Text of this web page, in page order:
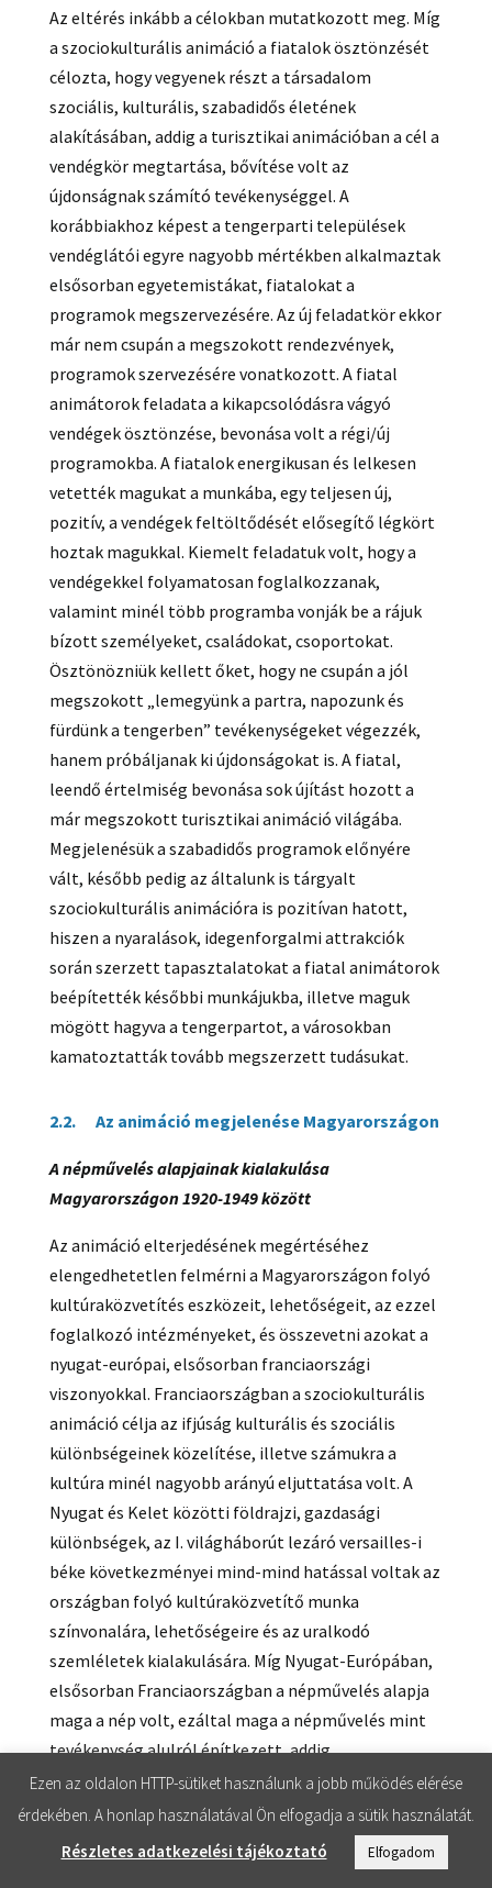
Az eltérés inkább a célokban mutatkozott meg. Míg
a szociokulturális animáció a fiatalok ösztönzését
célozta, hogy vegyenek részt a társadalom
szociális, kulturális, szabadidős életének
alakításában, addig a turisztikai animációban a cél a
vendégkör megtartása, bővítése volt az
újdonságnak számító tevékenységgel. A
korábbiakhoz képest a tengerparti települések
vendéglátói egyre nagyobb mértékben alkalmaztak
elsősorban egyetemistákat, fiatalokat a
programok megszervezésére. Az új feladatkör ekkor
már nem csupán a megszokott rendezvények,
programok szervezésére vonatkozott. A fiatal
animátorok feladata a kikapcsolódásra vágyó
vendégek ösztönzése, bevonása volt a régi/új
programokba. A fiatalok energikusan és lelkesen
vetették magukat a munkába, egy teljesen új,
pozitív, a vendégek feltöltődését elősegítő légkört
hoztak magukkal. Kiemelt feladatuk volt, hogy a
vendégekkel folyamatosan foglalkozzanak,
valamint minél több programba vonják be a rájuk
bízott személyeket, családokat, csoportokat.
Ösztönözniük kellett őket, hogy ne csupán a jól
megszokott „lemegyünk a partra, napozunk és
fürdünk a tengerben” tevékenységeket végezzék,
hanem próbáljanak ki újdonságokat is. A fiatal,
leendő értelmiség bevonása sok újítást hozott a
már megszokott turisztikai animáció világába.
Megjelenésük a szabadidős programok előnyére
vált, később pedig az általunk is tárgyalt
szociokulturális animációra is pozitívan hatott,
hiszen a nyaralások, idegenforgalmi attrakciók
során szerzett tapasztalatokat a fiatal animátorok
beépítették későbbi munkájukba, illetve maguk
mögött hagyva a tengerpartot, a városokban
kamatoztatták tovább megszerzett tudásukat.
2.2. Az animáció megjelenése Magyarországon
A népművelés alapjainak kialakulása
Magyarországon 1920-1949 között
Az animáció elterjedésének megértéséhez
elengedhetetlen felmérni a Magyarországon folyó
kultúraközvetítés eszközeit, lehetőségeit, az ezzel
foglalkozó intézményeket, és összevetni azokat a
nyugat-európai, elsősorban franciaországi
viszonyokkal. Franciaországban a szociokulturális
animáció célja az ifjúság kulturális és szociális
különbségeinek közelítése, illetve számukra a
kultúra minél nagyobb arányú eljuttatása volt. A
Nyugat és Kelet közötti földrajzi, gazdasági
különbségek, az I. világháborút lezáró versailles-i
béke következményei mind-mind hatással voltak az
országban folyó kultúraközvetítő munka
színvonalára, lehetőségeire és az uralkodó
szemléletek kialakulására. Míg Nyugat-Európában,
elsősorban Franciaországban a népművelés alapja
maga a nép volt, ezáltal maga a népművelés mint
tevékenység alulról építkezett, addig
Magyarországon a „nép művelése” felülről történt,
így alapjaiban is eltérőek voltak az irányelvek, a
használt technikák, a prioritás és természetesen a
Ezen az oldalon HTTP-sütiket használunk a jobb működés elérése
érdekében. A honlap használatával Ön elfogadja a sütik használatát.
Részletes adatkezelési tájékoztató
Elfogadom